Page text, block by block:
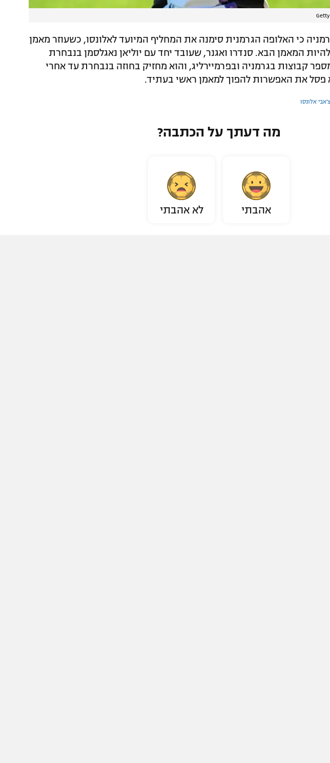
כי האלופה הגרמנית סימנה את המחליף המיועד לאלונסו, כשעוזר מאמן
המאמן הבא. סנדרו ואגנר, שעובד יחד עם יוליאן נאגלסמן בנבחרת
קבוצות בגרמניה ובפרמיירליג, והוא מחזיק בחוזה בנבחרת עד אחרי
צ'אבי אלונסו
מה דעתך על הכתבה?
אהבתי לא אהבתי